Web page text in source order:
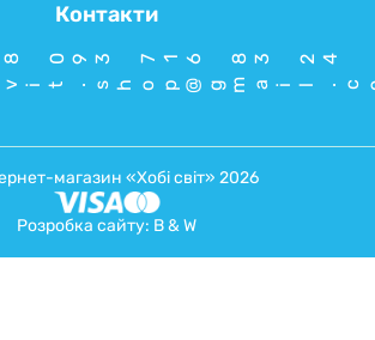
Контакти
093 716 83 24
магазин «Хобі світ» 2026
Розробка сайту: B & W